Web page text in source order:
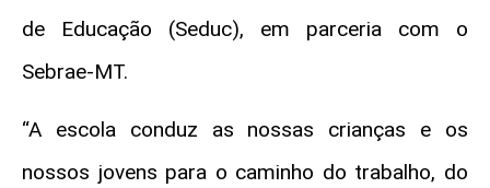
de Educação (Seduc), em parceria com o
Sebrae-MT.
“A escola conduz as nossas crianças e os
nossos jovens para o caminho do trabalho, do